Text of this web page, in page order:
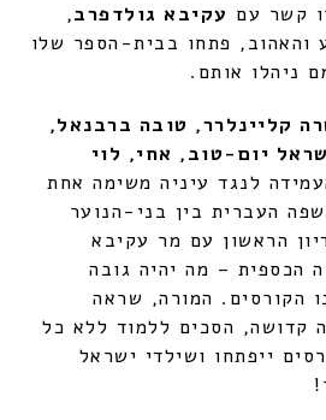
קשר עם עקיבא גולדפרב,
והאהוב, פתחו בבית-הספר שלו
ניהלו אותם.
קליינלרר, טובה ברבנאל,
יום-טוב, אחי, לוי
לנגד עיניה משימה אחת
העברית בין בני-הנוער
הראשון עם מר עקיבא
הכספית – מה יהיה גובה
הקורסים. המורה, שראה
קדושה, הסכים ללמוד ללא כל
ייפתחו ושילדי ישראל